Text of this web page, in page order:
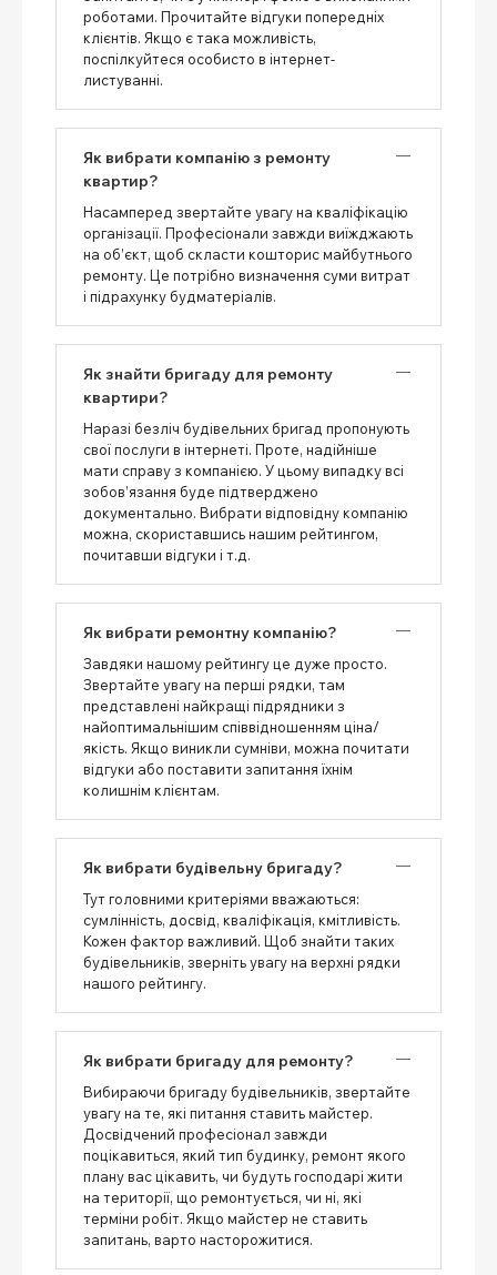
роботами. Прочитайте відгуки попередніх
клієнтів. Якщо є така можливість,
поспілкуйтеся особисто в інтернет-
листуванні.
Як вибрати компанію з ремонту
квартир?
Насамперед звертайте увагу на кваліфікацію
організації. Професіонали завжди виїжджають
на об’єкт, щоб скласти кошторис майбутнього
ремонту. Це потрібно визначення суми витрат
і підрахунку будматеріалів.
Як знайти бригаду для ремонту
квартири?
Наразі безліч будівельних бригад пропонують
свої послуги в інтернеті. Проте, надійніше
мати справу з компанією. У цьому випадку всі
зобов’язання буде підтверджено
документально. Вибрати відповідну компанію
можна, скориставшись нашим рейтингом,
почитавши відгуки і т.д.
Як вибрати ремонтну компанію?
Завдяки нашому рейтингу це дуже просто.
Звертайте увагу на перші рядки, там
представлені найкращі підрядники з
найоптимальнішим співвідношенням ціна/
якість. Якщо виникли сумніви, можна почитати
відгуки або поставити запитання їхнім
колишнім клієнтам.
Як вибрати будівельну бригаду?
Тут головними критеріями вважаються:
сумлінність, досвід, кваліфікація, кмітливість.
Кожен фактор важливий. Щоб знайти таких
будівельників, зверніть увагу на верхні рядки
нашого рейтингу.
Як вибрати бригаду для ремонту?
Вибираючи бригаду будівельників, звертайте
увагу на те, які питання ставить майстер.
Досвідчений професіонал завжди
поцікавиться, який тип будинку, ремонт якого
плану вас цікавить, чи будуть господарі жити
на території, що ремонтується, чи ні, які
терміни робіт. Якщо майстер не ставить
запитань, варто насторожитися.